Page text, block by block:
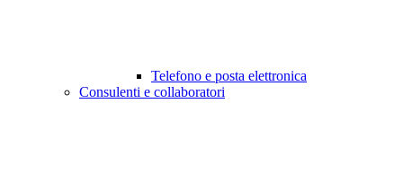
Telefono e posta elettronica
Consulenti e collaboratori